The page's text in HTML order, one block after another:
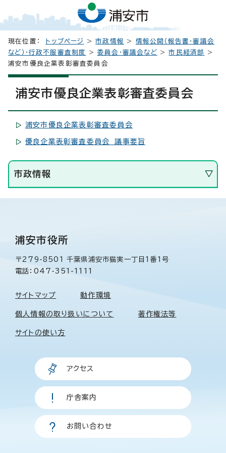
現在位置： トップページ >市政情報 > 情報公開（報告書・審議会
など）・行政不服審査制度
>委員会・審議会など >市民経済部
>
浦安市優良企業表彰審査委員会
浦安市優良企業表彰審査委員会
浦安市優良企業表彰審査委員会
優良企業表彰審査委員会 議事要旨
市政情報
浦安市役所
〒279-8501 千葉県浦安市猫実一丁目1番1号
電話：047-351-1111
サイトマップ 動作環境
個人情報の取り扱いについて 著作権法等
サイトの使い方
アクセス
庁舎案内
お問い合わせ